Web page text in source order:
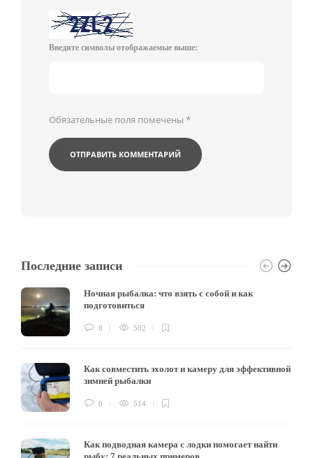
Введите символы отображаемые выше:
Обязательные поля помечены *
Последние записи
Ночная рыбалка: что взять с собой и как
подготовиться
0 502
Как совместить эхолот и камеру для эффективной
зимней рыбалки
0 514
Как подводная камера с лодки помогает найти